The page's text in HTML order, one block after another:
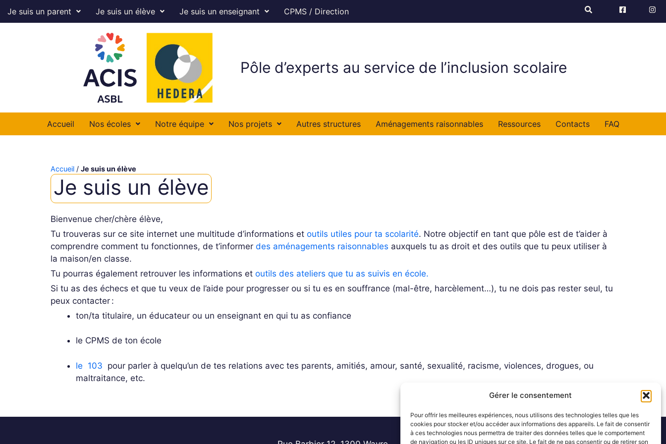
Gérer le consentement
Pour offrir les meilleures expériences, nous utilisons des technologies telles que les
cookies pour stocker et/ou accéder aux informations des appareils. Le fait de consentir
à ces technologies nous permettra de traiter des données telles que le comportement
de navigation ou les ID uniques sur ce site. Le fait de ne pas consentir ou de retirer son
Je suis un parent Je suis un élève Je suis un enseignant CPMS / Direction
Pôle d’experts au service de l’inclusion scolaire
Accueil Nos écoles Notre équipe Nos projets Autres structures Aménagements raisonnables Ressources Contacts FAQ
Accueil / Je suis un élève
Je suis un élève
Bienvenue cher/chère élève,
Tu trouveras sur ce site internet une multitude d’informations et outils utiles pour ta scolarité. Notre objectif en tant que pôle est de t’aider à
comprendre comment tu fonctionnes, de t’informer des aménagements raisonnables auxquels tu as droit et des outils que tu peux utiliser à
la maison/en classe.
Tu pourras également retrouver les informations et outils des ateliers que tu as suivis en école.
Si tu as des échecs et que tu veux de l’aide pour progresser ou si tu es en souffrance (mal-être, harcèlement…), tu ne dois pas rester seul, tu
peux contacter :
ton/ta titulaire, un éducateur ou un enseignant en qui tu as confiance
le CPMS de ton école
le 103 pour parler à quelqu’un de tes relations avec tes parents, amitiés, amour, santé, sexualité, racisme, violences, drogues, ou
maltraitance, etc.
Mentions légales